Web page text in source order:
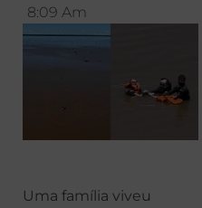
8:09 Am
Uma família viveu